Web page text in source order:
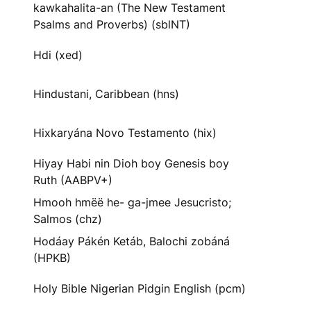
kawkahalita-an (The New Testament
Psalms and Proverbs) (sblNT)
Hdi (xed)
Hindustani, Caribbean (hns)
Hixkaryána Novo Testamento (hix)
Hiyay Habi nin Dioh boy Genesis boy
Ruth (AABPV+)
Hmooh hmëë he- ga-jmee Jesucristo;
Salmos (chz)
Hodáay Pákén Ketáb, Balochi zobáná
(HPKB)
Holy Bible Nigerian Pidgin English (pcm)